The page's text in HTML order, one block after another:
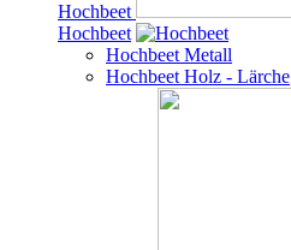
Hochbeet
Hochbeet
Hochbeet Metall
Hochbeet Holz - Lärche